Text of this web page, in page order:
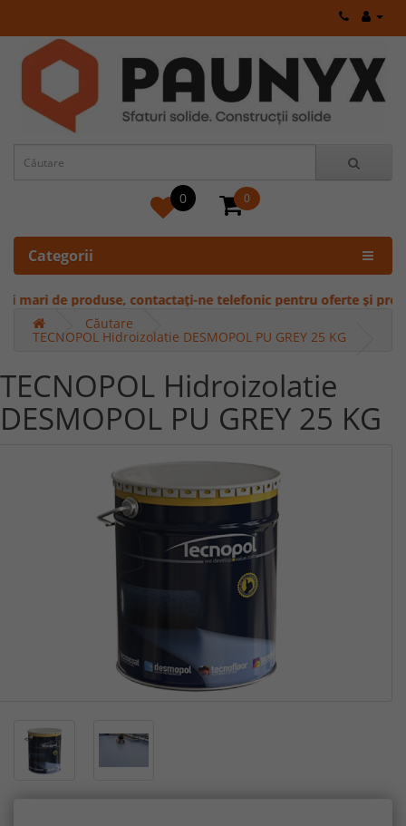
0 0
Categorii
de produse, contactați-ne telefonic pentru oferte și prețuri
Căutare
TECNOPOL Hidroizolatie DESMOPOL PU GREY 25 KG
TECNOPOL Hidroizolatie
DESMOPOL PU GREY 25 KG